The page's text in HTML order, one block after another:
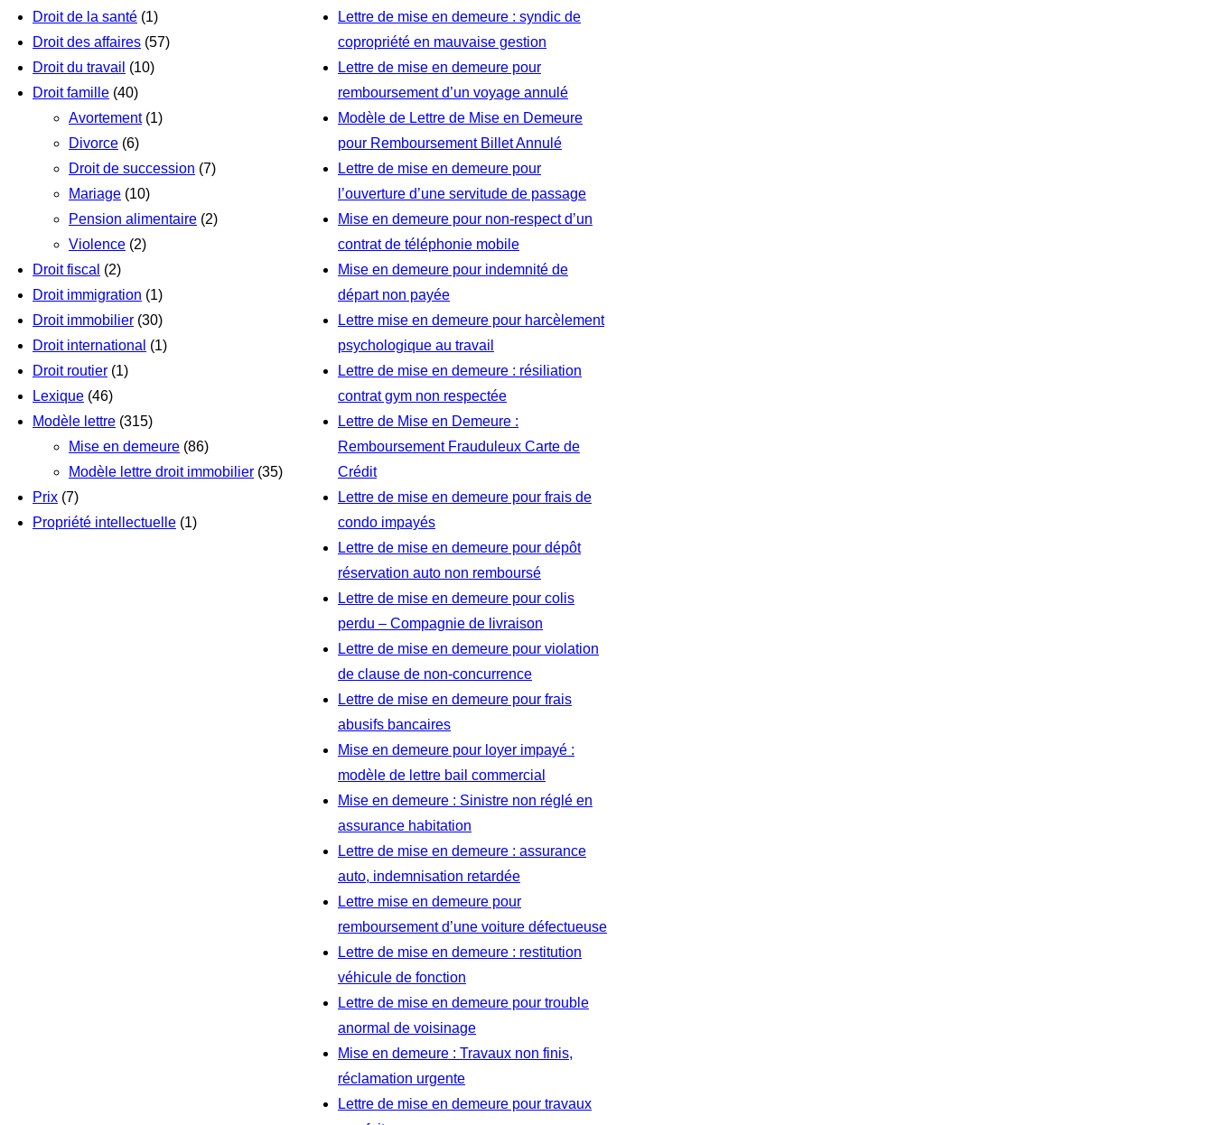
Droit de la santé (1)
Droit des affaires (57)
Droit du travail (10)
Droit famille (40)
Avortement(1)
Divorce (6)
Droit de succession (7)
Mariage (10)
Pension alimentaire (2)
Violence (2)
Droit fiscal (2)
Droit immigration (1)
Droit immobilier (30)
Droit international (1)
Droit routier (1)
Lexique (46)
Modèle lettre (315)
Mise en demeure (86)
Modèle lettre droit immobilier (35)
Prix (7)
Propriété intellectuelle (1)
Lettre de mise en demeure : syndic de
copropriété en mauvaise gestion
Lettre de mise en demeure pour
remboursement d’un voyage annulé
Modèle de Lettre de Mise en Demeure
pour Remboursement Billet Annulé
Lettre de mise en demeure pour
l’ouverture d’une servitude de passage
Mise en demeure pour non-respect d’un
contrat de téléphonie mobile
Mise en demeure pour indemnité de
départ non payée
Lettre mise en demeure pour harcèlement
psychologique au travail
Lettre de mise en demeure : résiliation
contrat gym non respectée
Lettre de Mise en Demeure :
Remboursement Frauduleux Carte de
Crédit
Lettre de mise en demeure pour frais de
condo impayés
Lettre de mise en demeure pour dépôt
réservation auto non remboursé
Lettre de mise en demeure pour colis
perdu – Compagnie de livraison
Lettre de mise en demeure pour violation
de clause de non-concurrence
Lettre de mise en demeure pour frais
abusifs bancaires
Mise en demeure pour loyer impayé :
modèle de lettre bail commercial
Mise en demeure : Sinistre non réglé en
assurance habitation
Lettre de mise en demeure : assurance
auto, indemnisation retardée
Lettre mise en demeure pour
remboursement d’une voiture défectueuse
Lettre de mise en demeure : restitution
véhicule de fonction
Lettre de mise en demeure pour trouble
anormal de voisinage
Mise en demeure : Travaux non finis,
réclamation urgente
Lettre de mise en demeure pour travaux